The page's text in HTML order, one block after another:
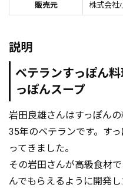
販売元 株式会社
説明
ベテランすっぽん
っぽんスープ
岩田良雄さんはすっぽん
35年のベテランです。す
ってきました。
その岩田さんが高級食材
んでもらえるように開発